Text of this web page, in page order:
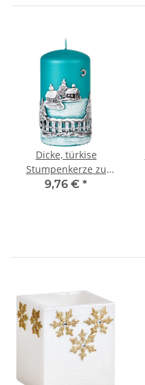
Dicke, türkise
Stumpenkerze zu
Weihnachten mit
9,76 € *